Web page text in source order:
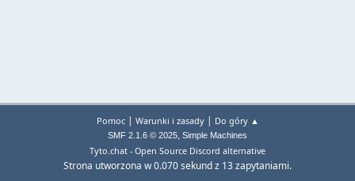
Pomoc| Warunki i zasady| Do góry ▲
SMF 2.1.6 © 2025, Simple Machines
Tyto.chat - Open Source Discord alternative
Strona utworzona w 0.070 sekund z 13 zapytaniami.